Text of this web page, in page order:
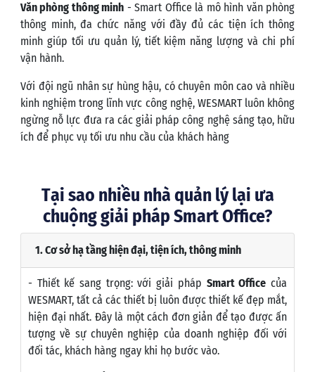
Văn phòng thông minh - Smart Office là mô hình văn phòng
thông minh, đa chức năng với đầy đủ các tiện ích thông
minh giúp tối ưu quản lý, tiết kiệm năng lượng và chi phí
Với đội ngũ nhân sự hùng hậu, có chuyên môn cao và nhiều
kinh nghiệm trong lĩnh vực công nghệ, WESMART luôn không
ngừng nỗ lực đưa ra các giải pháp công nghệ sáng tạo, hữu
Tại sao nhiều nhà quản lý lại ưa
chuộng giải pháp Smart Office?
1. Cơ sở hạ tầng hiện đại, tiện ích, thông minh
- Thiết kế sang trọng: với giải pháp Smart Office của
WESMART, tất cả các thiết bị luôn được thiết kế đẹp mắt,
hiện đại nhất. Đây là một cách đơn giản để tạo được ấn
tượng về sự chuyên nghiệp của doanh nghiệp đối với